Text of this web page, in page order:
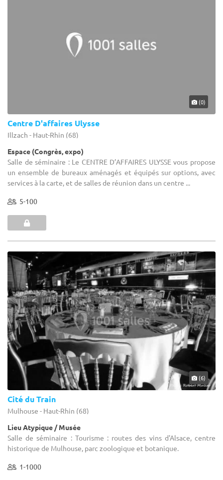
(0)
Centre D'affaires Ulysse
Illzach - Haut-Rhin (68)
Espace (Congrès, expo)
Salle de séminaire : Le CENTRE D’AFFAIRES ULYSSE vous propose
un ensemble de bureaux aménagés et équipés sur options, avec
services à la carte, et de salles de réunion dans un centre ...
5-100
(6)
Cité du Train
Mulhouse - Haut-Rhin (68)
Lieu Atypique / Musée
Salle de séminaire : Tourisme : routes des vins d'Alsace, centre
historique de Mulhouse, parc zoologique et botanique.
1-1000